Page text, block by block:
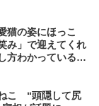
猫の姿にほっこ
み」で迎えてくれ
方わかっている
こ “頭隠して尻